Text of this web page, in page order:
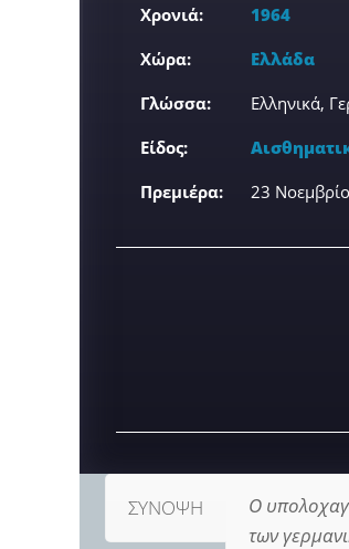
Χρονιά:
1964
Χώρα:
Ελλάδα
Γλώσσα:
Ελληνικά,
Είδος:
Πρεμιέρα:
23
ΣΥΝΟΨΗ
Ο
των